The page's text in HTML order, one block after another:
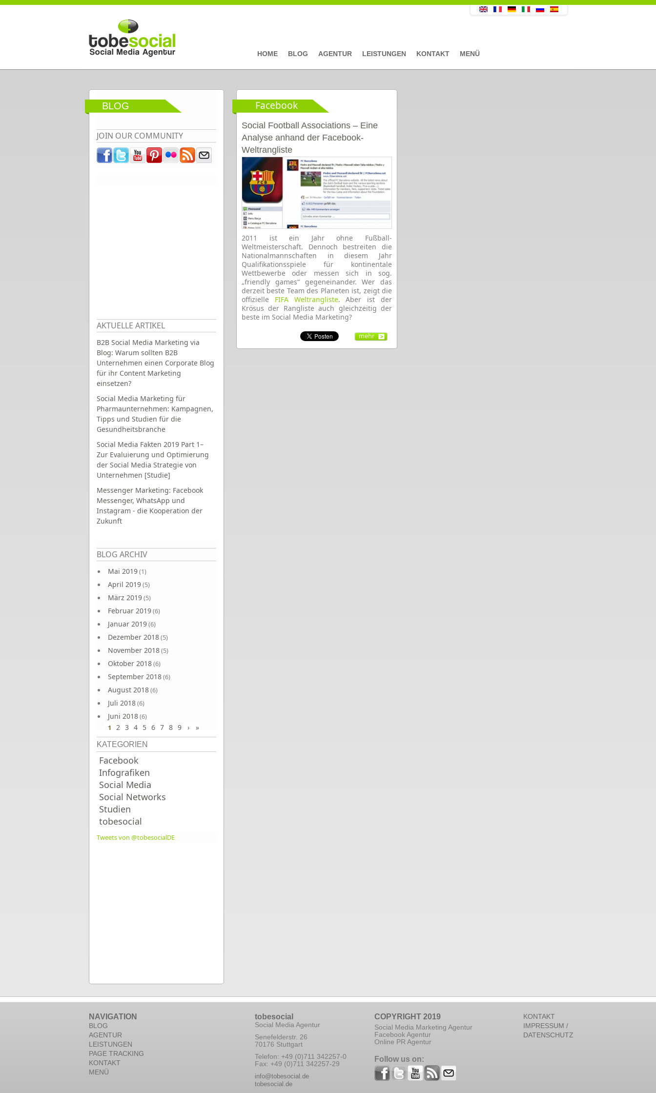
Direkt zum Inhalt
HOME BLOG AGENTUR LEISTUNGEN KONTAKT MENÜ
BLOG
JOIN OUR COMMUNITY
AKTUELLE ARTIKEL
B2B Social Media Marketing via
Blog: Warum sollten B2B
Unternehmen einen Corporate Blog
für ihr Content Marketing
einsetzen?
Social Media Marketing für
Pharmaunternehmen: Kampagnen,
Tipps und Studien für die
Gesundheitsbranche
Social Media Fakten 2019 Part 1–
Zur Evaluierung und Optimierung
der Social Media Strategie von
Unternehmen [Studie]
Messenger Marketing: Facebook
Messenger, WhatsApp und
Instagram - die Kooperation der
Zukunft
BLOG ARCHIV
Mai 2019(1)
April 2019(5)
März 2019(5)
Februar 2019(6)
Januar 2019(6)
Dezember 2018(5)
November 2018(5)
Oktober 2018(6)
September 2018(6)
August 2018(6)
Juli 2018(6)
Juni 2018(6)
Seiten
1 2 3 4 5 6 7 8 9 › »
KATEGORIEN
Facebook
Infografiken
Social Media
Social Networks
Studien
tobesocial
Tweets von @tobesocialDE
Facebook
Social Football Associations – Eine
Analyse anhand der Facebook-
Weltrangliste
2011 ist ein Jahr ohne Fußball-
Weltmeisterschaft. Dennoch bestreiten die
Nationalmannschaften in diesem Jahr
Qualifikationsspiele für kontinentale
Wettbewerbe oder messen sich in sog.
„friendly games“ gegeneinander. Wer das
derzeit beste Team des Planeten ist, zeigt die
offizielle FIFA Weltrangliste. Aber ist der
Krösus der Rangliste auch gleichzeitig der
beste im Social Media Marketing?
mehr
NAVIGATION
BLOG
AGENTUR
LEISTUNGEN
PAGE TRACKING
KONTAKT
MENÜ
tobesocial
Social Media Agentur
Senefelderstr. 26
70176 Stuttgart
Telefon: +49 (0)711 342257-0
Fax: +49 (0)711 342257-29
info@tobesocial.de
tobesocial.de
COPYRIGHT 2019
Social Media Marketing Agentur
Facebook Agentur
Online PR Agentur
Follow us on:
KONTAKT
IMPRESSUM /
DATENSCHUTZ